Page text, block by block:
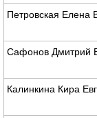
Петровская Елена
Сафонов Дмитрий
Калинкина Кира